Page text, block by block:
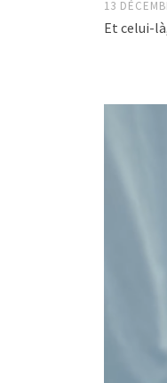
13
Et celui-